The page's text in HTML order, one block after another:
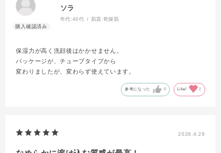
ソラ
年代:40代 肌質:乾燥肌
保湿力が高く洗顔後はかかせません。
パッケージが、チューブタイプから
変わりましたが、変わらず使えています。
参考になった 0 Like! 2
2026.4.28